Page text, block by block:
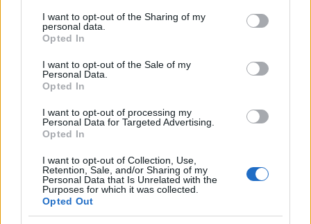
not limited to your visit or usage behaviour. You may click to
grant or deny consent to Google and its third-party tags to
use your data for below specified purposes in below Google
consent section.
I want to opt-out of the Sharing of my
personal data.
Opted In
I want to opt-out of the Sale of my
Personal Data.
Opted In
I want to opt-out of processing my
Personal Data for Targeted Advertising.
Opted In
I want to opt-out of Collection, Use,
Retention, Sale, and/or Sharing of my
Personal Data that Is Unrelated with the
Purposes for which it was collected.
Opted Out
Αφιερώματα
ΒΟΞ
Χωρίς Ταμπέλες
Women's Forum
Αργυρακοπούλου στο
"Είμαι Εδώ Για Εσένα"
2026: «Υπάρχουν ακόμα